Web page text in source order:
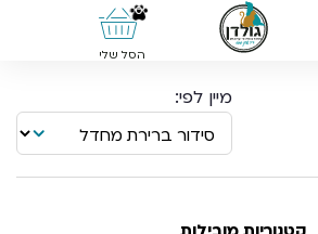
0
הסל שלי